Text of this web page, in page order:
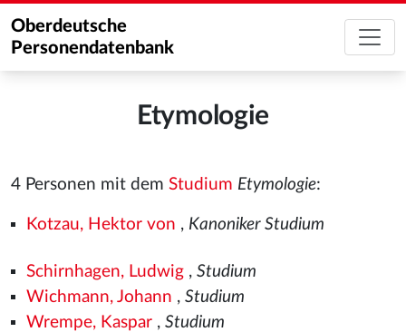
Oberdeutsche
Personendatenbank
Etymologie
4 Personen mit dem Studium Etymologie:
Kotzau, Hektor von , Kanoniker Studium
Schirnhagen, Ludwig, Studium
Wichmann, Johann , Studium
Wrempe, Kaspar, Studium